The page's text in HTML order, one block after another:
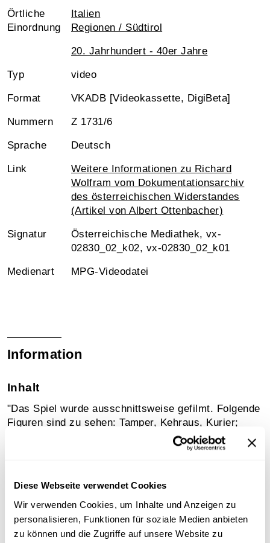
Diese Webseite verwendet Cookies
Wir verwenden Cookies, um Inhalte und Anzeigen zu
personalisieren, Funktionen für soziale Medien anbieten
zu können und die Zugriffe auf unsere Website zu
Örtliche
Einordnung
Italien
Regionen / Südtirol
20. Jahrhundert - 40er Jahre
Typ video
Format VKADB [Videokassette, DigiBeta]
Nummern Z 1731/6
Sprache Deutsch
Link
Weitere Informationen zu Richard
Wolfram vom Dokumentationsarchiv
des österreichischen Widerstandes
(Artikel von Albert Ottenbacher)
Signatur
Österreichische Mediathek, vx-
02830_02_k02, vx-02830_02_k01
Medienart MPG-Videodatei
Information
Inhalt
"Das Spiel wurde ausschnittsweise gefilmt. Folgende
Figuren sind zu sehen: Tamper, Kehraus, Kurier;
Rößlreiter, Versteller, Schäfer, Seele, Teufel,
Schutzengel, Nikolaus, Klaubauf, Kinder, Bettler,
1986; Seite 98)
Brauchtum in der Adventszeit im Südtiroler Bergdorf
Durnholz: Maskentypen, Ansingen, Herumspringen,
auf den Feldern, Speisenverteilen. - (2 min 15 s)